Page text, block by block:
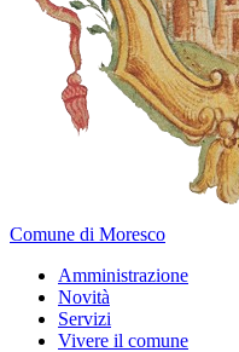
Comune di Moresco
Amministrazione
Novità
Servizi
Vivere il comune